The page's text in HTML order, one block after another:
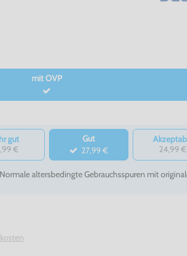
mit OVP
gut
€
Gut
27,99 €
24,99 €
altersbedingte Gebrauchsspuren mit